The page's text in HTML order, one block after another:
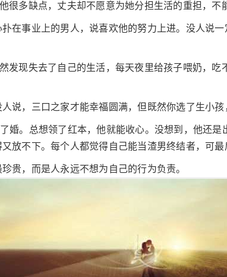
很多缺点，丈夫却不愿意为她分担生活的重担，不
在事业上的男人，说喜欢他的努力上进。没人说
发现失去了自己的生活，每天夜里给孩子喂奶，吃
说，三口之家才能幸福圆满，但既然你选了生小孩
婚。总想领了红本，他就能收心。没想到，他还
放不下。每个人都觉得自己能当渣男终结者，可最
贵，而是人永远不想为自己的行为负责。